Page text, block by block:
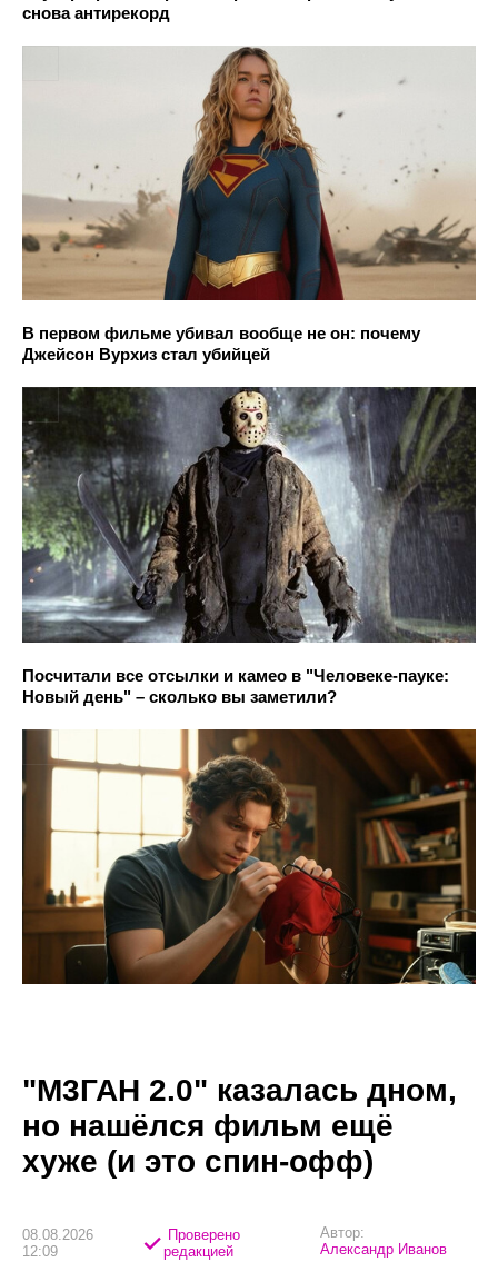
снова антирекорд
В первом фильме убивал вообще не он: почему
Джейсон Вурхиз стал убийцей
Посчитали все отсылки и камео в "Человеке-пауке:
Новый день" – сколько вы заметили?
"М3ГАН 2.0" казалась дном,
но нашёлся фильм ещё
хуже (и это спин-офф)
08.08.2026
12:09
Проверено
редакцией
Автор:
Александр Иванов